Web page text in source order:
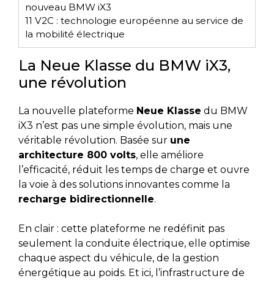
nouveau BMW iX3
11 V2C : technologie européenne au service de
la mobilité électrique
La Neue Klasse du BMW iX3,
une révolution
La nouvelle plateforme Neue Klasse du BMW
iX3 n’est pas une simple évolution, mais une
véritable révolution. Basée sur une
architecture 800 volts, elle améliore
l’efficacité, réduit les temps de charge et ouvre
la voie à des solutions innovantes comme la
recharge bidirectionnelle.
En clair : cette plateforme ne redéfinit pas
seulement la conduite électrique, elle optimise
chaque aspect du véhicule, de la gestion
énergétique au poids. Et ici, l’infrastructure de